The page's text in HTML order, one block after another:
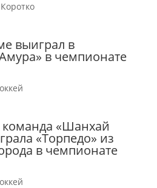
Коротко
выиграл в
в чемпионате
команда «Шанхай
«Торпедо» из
в чемпионате